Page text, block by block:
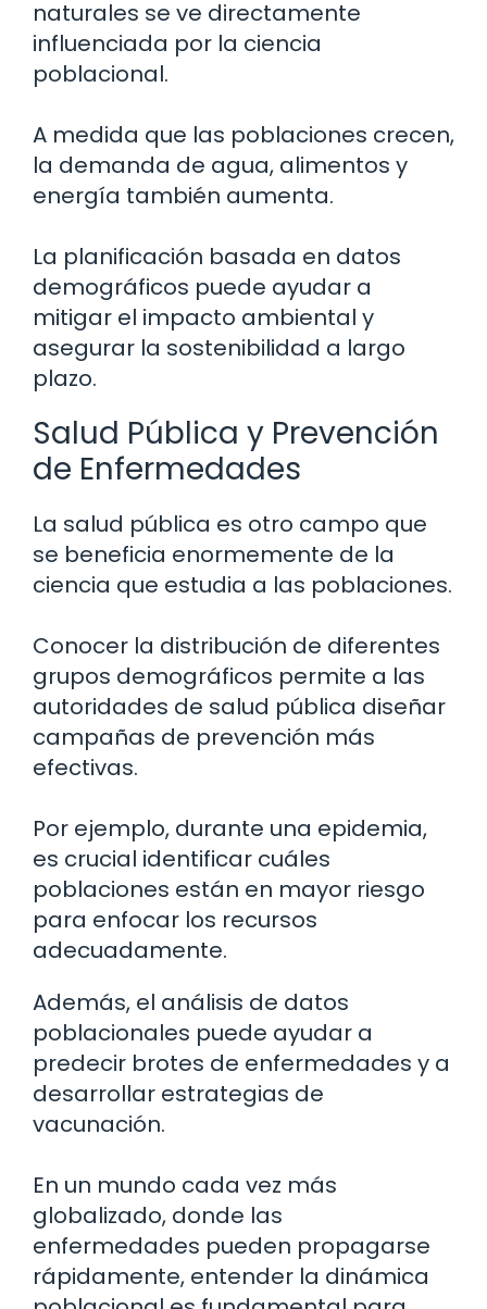
naturales se ve directamente
influenciada por la ciencia
poblacional.
A medida que las poblaciones crecen,
la demanda de agua, alimentos y
energía también aumenta.
La planificación basada en datos
demográficos puede ayudar a
mitigar el impacto ambiental y
asegurar la sostenibilidad a largo
plazo.
Salud Pública y Prevención
de Enfermedades
La salud pública es otro campo que
se beneficia enormemente de la
ciencia que estudia a las poblaciones.
Conocer la distribución de diferentes
grupos demográficos permite a las
autoridades de salud pública diseñar
campañas de prevención más
efectivas.
Por ejemplo, durante una epidemia,
es crucial identificar cuáles
poblaciones están en mayor riesgo
para enfocar los recursos
adecuadamente.
Además, el análisis de datos
poblacionales puede ayudar a
predecir brotes de enfermedades y a
desarrollar estrategias de
vacunación.
En un mundo cada vez más
globalizado, donde las
enfermedades pueden propagarse
rápidamente, entender la dinámica